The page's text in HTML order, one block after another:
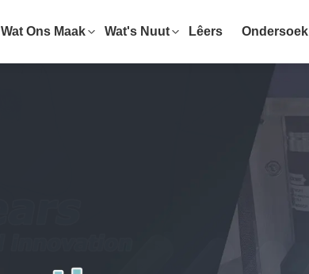
Wat Ons Maak Wat's Nuut Lêers Ondersoek